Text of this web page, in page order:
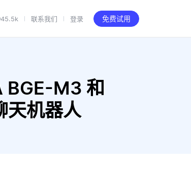
45.5k 联系我们 登录 免费试用
M3 和
机器人